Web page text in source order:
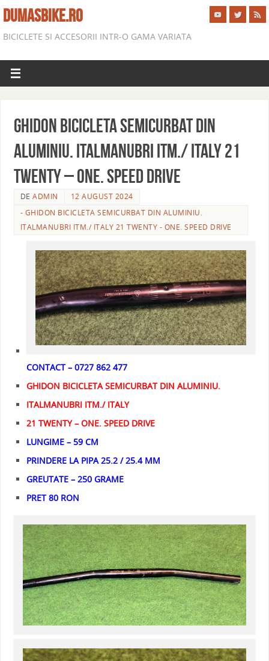
DUMASBIKE.RO
BICICLETE SI ACCESORII INTR-O GAMA VARIATA
GHIDON BICICLETA SEMICURBAT DIN
ALUMINIU. ITALMANUBRI ITM./ ITALY 21
TWENTY – ONE. SPEED DRIVE
DEADMIN
12 AUGUST 2024
- GHIDON BICICLETA SEMICURBAT DIN ALUMINIU.
ITALMANUBRI ITM./ ITALY 21 TWENTY - ONE. SPEED DRIVE
CONTACT – 0727 862 477
GHIDON BICICLETA SEMICURBAT DIN ALUMINIU.
ITALMANUBRI ITM./ ITALY
21 TWENTY – ONE. SPEED DRIVE
LUNGIME – 59 CM
PRINDERE LA PIPA 25.2 / 25.4 MM
GREUTATE – 250 GRAME
PRET 80 RON